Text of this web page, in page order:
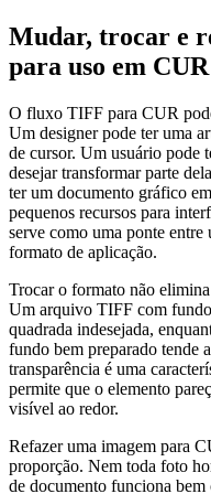
Mudar, trocar e
para uso em CUR
O fluxo TIFF para CUR
Um designer pode ter uma
de cursor. Um usuário pode
desejar transformar parte
ter um documento gráfico
pequenos recursos para
serve como uma ponte
formato de aplicação.
Trocar o formato não
Um arquivo TIFF com
quadrada indesejada,
fundo bem preparado tende
transparência é uma
permite que o elemento
visível ao redor.
Refazer uma imagem para
proporção. Nem toda foto
de documento funciona